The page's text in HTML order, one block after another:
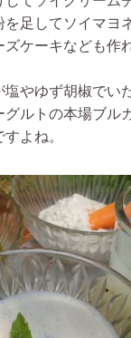
足してソイマヨ
ケーキなども作
やゆず胡椒でい
グルトの本場ブル
よね。